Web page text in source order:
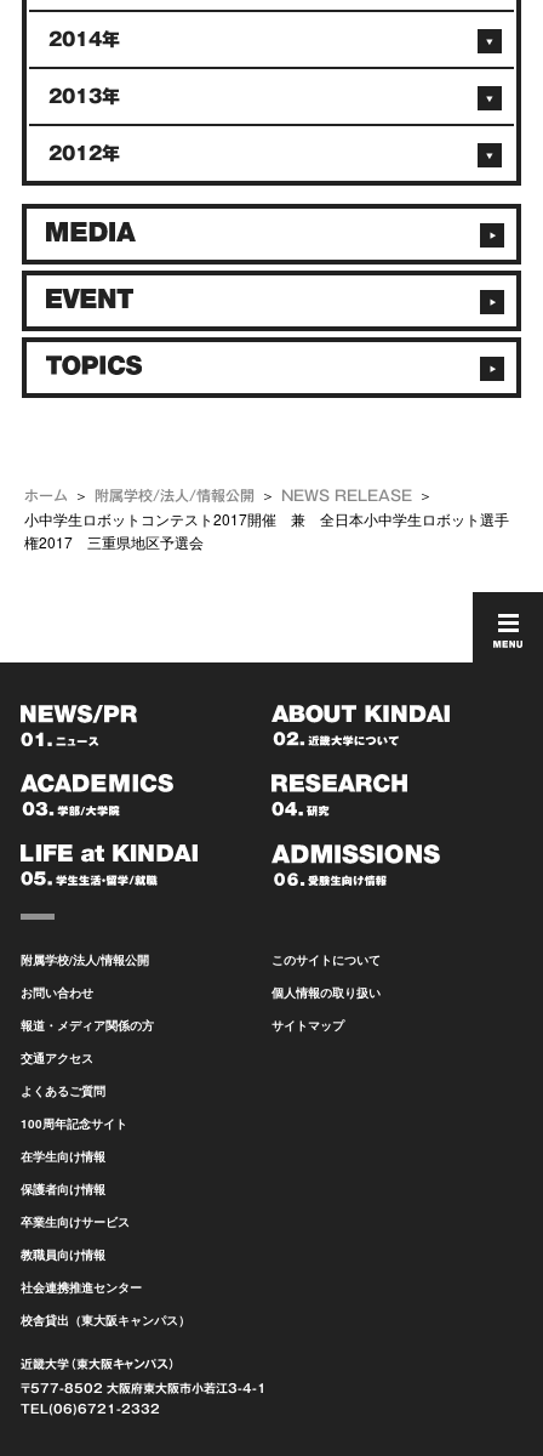
ホーム 附属学校/法人/情報公開 NEWS RELEASE
小中学生ロボットコンテスト2017開催 兼 全日本小中学生ロボット選手
権2017 三重県地区予選会
2014年
2013年
2012年
附属学校/法人/情報公開
お問い合わせ
報道・メディア関係の方
交通アクセス
よくあるご質問
100周年記念サイト
在学生向け情報
保護者向け情報
卒業生向けサービス
教職員向け情報
社会連携推進センター
校舎貸出（東大阪キャンパス）
このサイトについて
個人情報の取り扱い
サイトマップ
近畿大学（東大阪キャンパス）
〒577-8502 大阪府東大阪市小若江3-4-1
TEL(06)6721-2332